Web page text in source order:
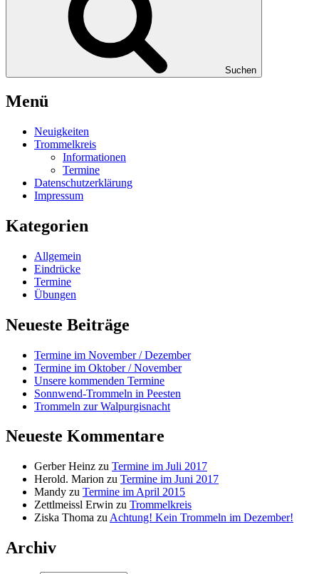
Suchen
Menü
Neuigkeiten
Trommelkreis
Informationen
Termine
Datenschutzerklärung
Impressum
Kategorien
Allgemein
Eindrücke
Termine
Übungen
Neueste Beiträge
Termine im November / Dezember
Termine im Oktober / November
Unsere kommenden Termine
Sonnwend-Trommeln in Peesten
Trommeln zur Walpurgisnacht
Neueste Kommentare
Gerber Heinz zu Termine im Juli 2017
Herold. Marion zu Termine im Juni 2017
Mandy zu Termine im April 2015
Zettlmeissl Erwin zu Trommelkreis
Ziska Thoma zu Achtung! Kein Trommeln im Dezember!
Archiv